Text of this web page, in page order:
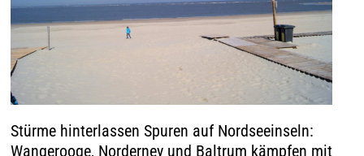
Stürme hinterlassen Spuren auf Nordseeinseln:
Wangerooge, Norderney und Baltrum kämpfen mit